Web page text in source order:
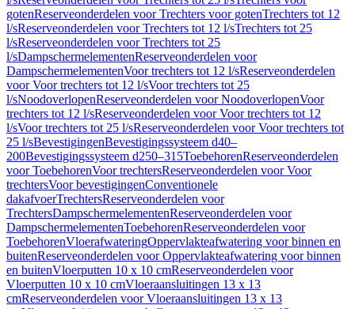
gotenReserveonderdelen voor Trechters voor gotenTrechters tot 12
l/sReserveonderdelen voor Trechters tot 12 l/sTrechters tot 25
l/sReserveonderdelen voor Trechters tot 25
l/sDampschermelementenReserveonderdelen voor
DampschermelementenVoor trechters tot 12 l/sReserveonderdelen
voor Voor trechters tot 12 l/sVoor trechters tot 25
l/sNoodoverlopenReserveonderdelen voor NoodoverlopenVoor
trechters tot 12 l/sReserveonderdelen voor Voor trechters tot 12
l/sVoor trechters tot 25 l/sReserveonderdelen voor Voor trechters tot
25 l/sBevestigingenBevestigingssysteem d40–
200Bevestigingssysteem d250–315ToebehorenReserveonderdelen
voor ToebehorenVoor trechtersReserveonderdelen voor Voor
trechtersVoor bevestigingenConventionele
dakafvoerTrechtersReserveonderdelen voor
TrechtersDampschermelementenReserveonderdelen voor
DampschermelementenToebehorenReserveonderdelen voor
ToebehorenVloerafwateringOppervlakteafwatering voor binnen en
buitenReserveonderdelen voor Oppervlakteafwatering voor binnen
en buitenVloerputten 10 x 10 cmReserveonderdelen voor
Vloerputten 10 x 10 cmVloeraansluitingen 13 x 13
cmReserveonderdelen voor Vloeraansluitingen 13 x 13